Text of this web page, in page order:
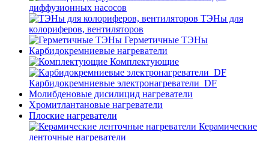
диффузионных насосов
ТЭНы для
колориферов, вентиляторов
Герметичные ТЭНы
Карбидокремниевые нагреватели
Комплектующие
Карбидокремниевые электронагреватели_DF
Молибденовые дисилицид нагреватели
Хромитлантановые нагреватели
Плоские нагреватели
Керамические
ленточные нагреватели